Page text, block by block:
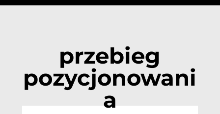
przebieg
pozycjonowani
a